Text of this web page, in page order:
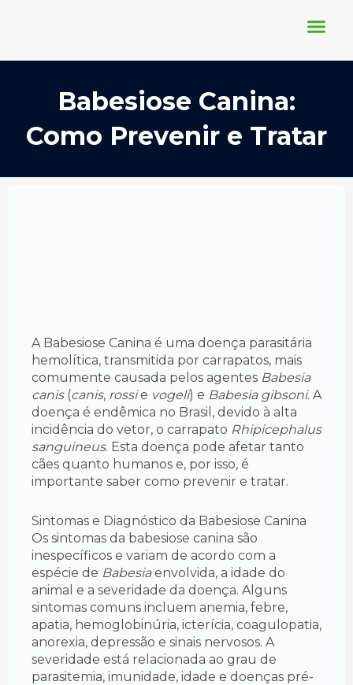
conteúdo
Babesiose Canina:
Como Prevenir e Tratar
A Babesiose Canina é uma doença parasitária
hemolítica, transmitida por carrapatos, mais
comumente causada pelos agentes Babesia
canis(canis, rossie vogeli) e Babesia gibsoni. A
doença é endêmica no Brasil, devido à alta
incidência do vetor, o carrapato Rhipicephalus
sanguineus. Esta doença pode afetar tanto
cães quanto humanos e, por isso, é
importante saber como prevenir e tratar.
Sintomas e Diagnóstico da Babesiose Canina
Os sintomas da babesiose canina são
inespecíficos e variam de acordo com a
espécie de Babesiaenvolvida, a idade do
animal e a severidade da doença. Alguns
sintomas comuns incluem anemia, febre,
apatia, hemoglobinúria, icterícia, coagulopatia,
anorexia, depressão e sinais nervosos. A
severidade está relacionada ao grau de
parasitemia, imunidade, idade e doenças pré-